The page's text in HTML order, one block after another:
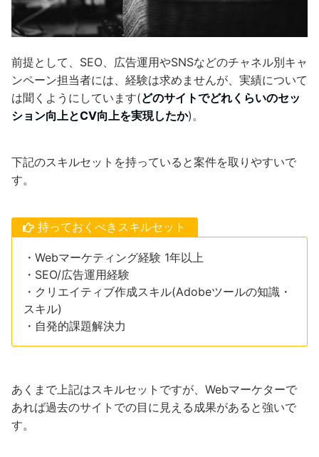
前提として、SEO、広告運用やSNSなどのチャネル別キャ
ンペーン担当者には、経験は求めませんが、実績について
は聞くようにしています(どのサイトでどれくらいのセッ
ション向上とCV向上を実現したか)。
下記のスキルセットを持っていると案件を取りやすいで
す。
持っておくべきスキルセット
・Webマーケティング経験 1年以上
・SEO/広告運用経験
・クリエイティブ作成スキル(Adobeツールの知識・
スキル)
・自発的課題解決力
あくまで上記はスキルセットですが、Webマーケターで
あれば過去のサイトでの目に見える成果があると強いで
す。